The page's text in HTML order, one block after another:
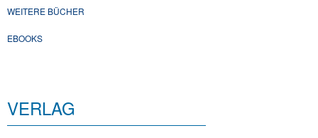
WEITERE BÜCHER
EBOOKS
VERLAG